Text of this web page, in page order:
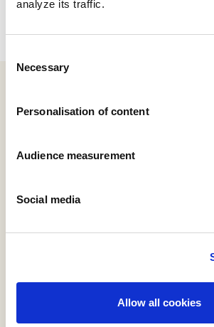
analyze its traffic.
Selection
Necessary
Personalisation of content
Audience measurement
Social media
Allow all cookies
consommation de crackers le plus